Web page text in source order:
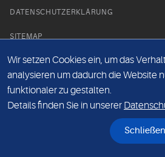
DATENSCHUTZERKLÄRUNG
SITEMAP
NEWS PARTNER
Wir setzen Cookies ein, um das
analysieren um dadurch die Website
funktionaler zu gestalten.
Details finden Sie in unserer
Schließen